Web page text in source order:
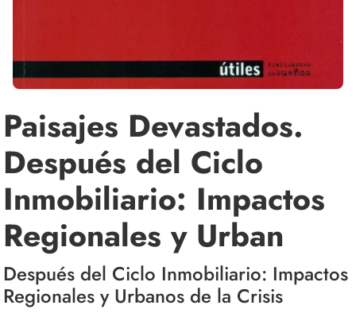
Paisajes Devastados.
Después del Ciclo
Inmobiliario: Impactos
Regionales y Urban
Después del Ciclo Inmobiliario: Impactos
Regionales y Urbanos de la Crisis